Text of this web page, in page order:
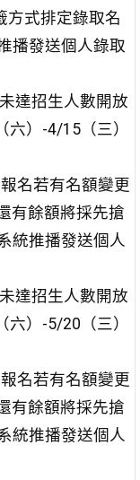
方式排定錄取名
播發送個人錄取
達招生人數開放
）-4/15（三）
名若有名額變更
有餘額將採先搶
統推播發送個人
達招生人數開放
）-5/20（三）
名若有名額變更
有餘額將採先搶
統推播發送個人